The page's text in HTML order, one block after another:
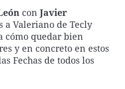
Radioestadio
Radioestadio noche
El colegio invisible
Invisibles
Prohibido morirse
Esto no ha pasado
Cataluña
Comunidad de Madrid
Comunitat Valenciana
Ciencia y Tecnología
Gastronomía
Medio ambiente
con Javier
a Valeriano de Tecly
cómo quedar bien
y en concreto en estos
Fechas de todos los